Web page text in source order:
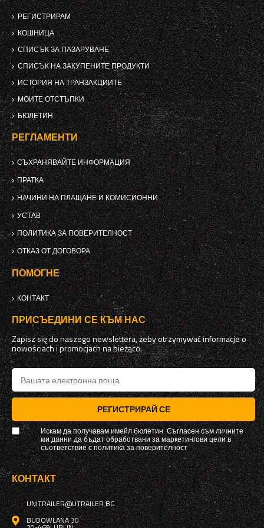
РЕГИСТРИРАМ
КОШНИЦА
СПИСЪК ЗА ПАЗАРУВАНЕ
СПИСЪК НА ЗАКУПЕНИТЕ ПРОДУКТИ
ИСТОРИЯ НА ТРАНЗАКЦИИТЕ
МОИТЕ ОТСТЪПКИ
БЮЛЕТИН
РЕГЛАМЕНТИ
СЪХРАНЯВАЙТЕ ИНФОРМАЦИЯ
ПРАТКА
НАЧИНИ НА ПЛАЩАНЕ И КОМИСИОННИ
УСТАВ
ПОЛИТИКА ЗА ПОВЕРИТЕЛНОСТ
ОТКАЗ ОТ ДОГОВОРА
ПОМОГНЕ
КОНТАКТ
ПРИСЪЕДИНИ СЕ КЪМ НАС
Zapisz się do naszego newslettera, żeby otrzymywać informacje o
nowościach i promocjach na bieżąco.
РЕГИСТРИРАЙ СЕ
Искам да получавам имейл бюлетин. Съгласен съм личните
ми данни да бъдат обработвани за маркетингови цели в
съответствие сполитика за поверителност
КОНТАКТ
UNITRAILER@UTRAILER.BG
BUDOWLANA 30